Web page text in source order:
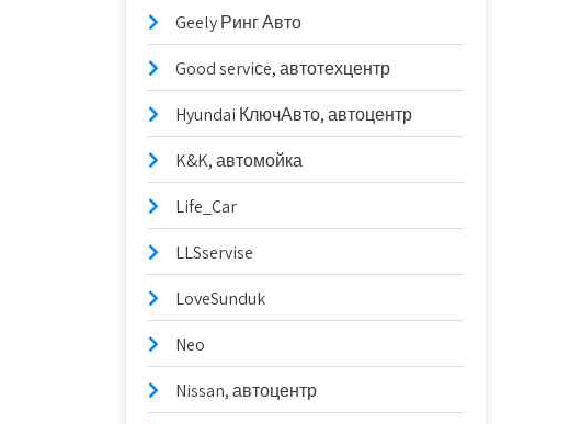
Geely Ринг Авто
Good serviсe, автотехцентр
Hyundai КлючАвто, автоцентр
K&K, автомойка
Life_Car
LLSservise
LoveSunduk
Neo
Nissan, автоцентр